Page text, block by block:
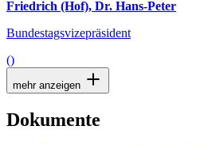
Friedrich (Hof), Dr. Hans-Peter
Bundestagsvizepräsident
()
mehr anzeigen
Dokumente